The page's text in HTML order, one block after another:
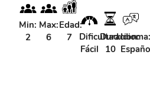
Min:
2
Max:
6
Edad:
7
Dificultad:
Fácil
Duracion:
10